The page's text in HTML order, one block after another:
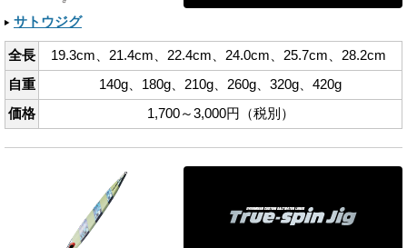
サトウジグ
全長
19.3cm、​21.4cm、​22.4cm、​24.0cm、​25.7cm、​28.2cm
自重
140g、​180g、​210g、​260g、​320g、​420g
価格
1,700～3,000円（税別）